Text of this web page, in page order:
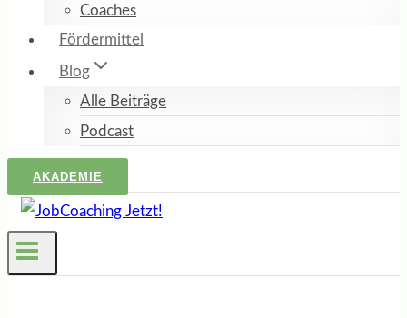
Coaches
Fördermittel
Blog
Alle Beiträge
Podcast
AKADEMIE